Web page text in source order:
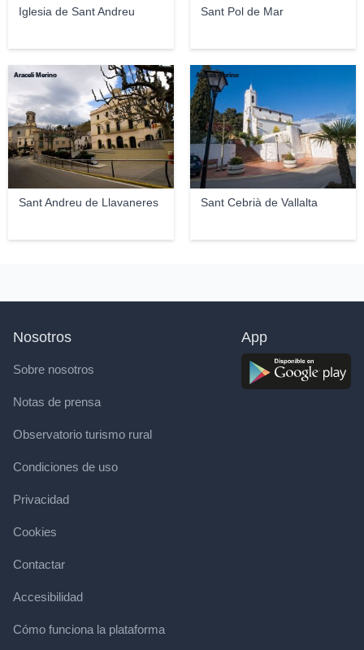
Iglesia de Sant Andreu Sant Pol de Mar
Sant Andreu de Llavaneres
Araceli Merino
Sant Cebrià de Vallalta
Araceli Merino
Nosotros
Sobre nosotros
Notas de prensa
Observatorio turismo rural
Condiciones de uso
Privacidad
Cookies
Contactar
Accesibilidad
Cómo funciona la plataforma
App